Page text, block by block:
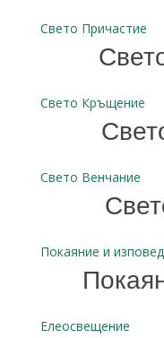
Свето Причастие
Свето Кръщение
Свето Венчание
Покаяние и изповед
Елеосвещение